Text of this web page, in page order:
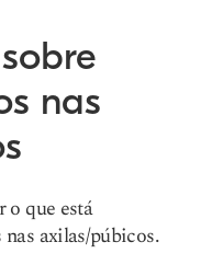
nas
o que está
nas axilas/púbicos.